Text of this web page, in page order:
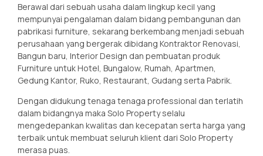
Berawal dari sebuah usaha dalam lingkup kecil yang
mempunyai pengalaman dalam bidang pembangunan dan
pabrikasi furniture, sekarang berkembang menjadi sebuah
perusahaan yang bergerak dibidang Kontraktor Renovasi,
Bangun baru, Interior Design dan pembuatan produk
Furniture untuk Hotel, Bungalow, Rumah, Apartmen,
Gedung Kantor, Ruko, Restaurant, Gudang serta Pabrik.
Dengan didukung tenaga tenaga professional dan terlatih
dalam bidangnya maka Solo Property selalu
mengedepankan kwalitas dan kecepatan serta harga yang
terbaik untuk membuat seluruh klient dari Solo Property
merasa puas.